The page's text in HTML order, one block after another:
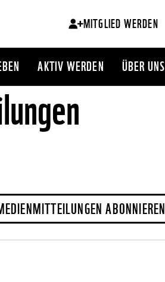
MITGLIED WERDEN
AKTIV WERDEN ÜBER UNS
ABONNIEREN